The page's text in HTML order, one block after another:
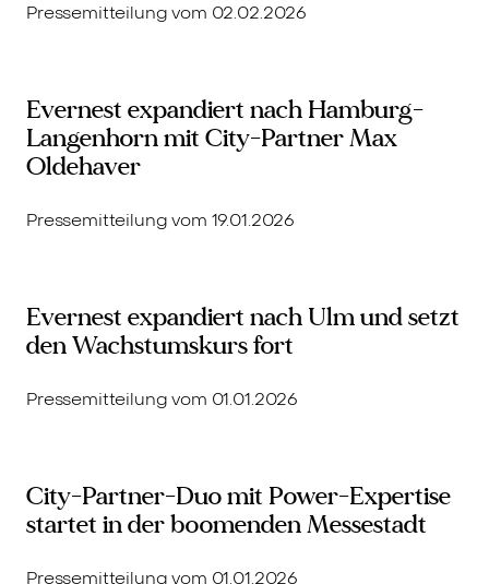
Pressemitteilung vom 02.02.2026
Evernest expandiert nach Hamburg-
Langenhorn mit City-Partner Max
Oldehaver
Pressemitteilung vom 19.01.2026
Evernest expandiert nach Ulm und setzt
den Wachstumskurs fort
Pressemitteilung vom 01.01.2026
City-Partner-Duo mit Power-Expertise
startet in der boomenden Messestadt
Pressemitteilung vom 01.01.2026